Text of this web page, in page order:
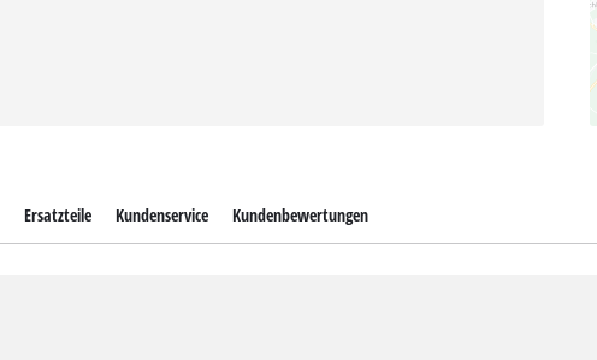
Ersatzteile Kundenservice Kundenbewertungen